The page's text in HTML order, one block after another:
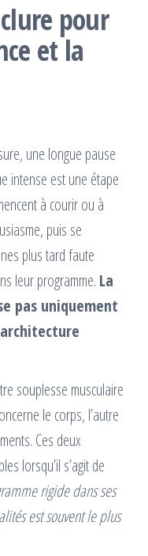
pour
et la
une longue pause
intense est une étape
à courir ou à
puis se
plus tard faute
leur programme. La
pas uniquement
souplesse musculaire
le corps, l’autre
Ces deux
lorsqu’il s’agit de
rigide dans ses
est souvent le plus